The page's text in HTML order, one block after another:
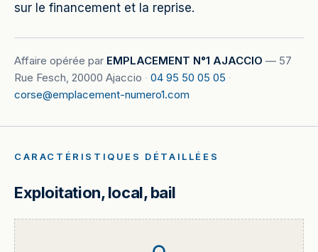
sur le financement et la reprise.
Affaire opérée par EMPLACEMENT N°1 AJACCIO — 57
Rue Fesch, 20000 Ajaccio · 04 95 50 05 05 ·
corse@emplacement-numero1.com
CARACTÉRISTIQUES DÉTAILLÉES
Exploitation, local, bail